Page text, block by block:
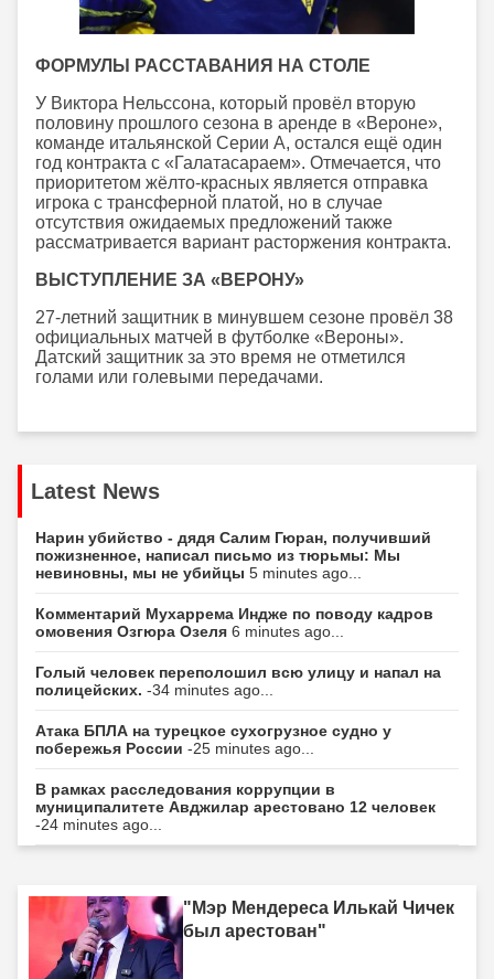
ФОРМУЛЫ РАССТАВАНИЯ НА СТОЛЕ
У Виктора Нельссона, который провёл вторую
половину прошлого сезона в аренде в «Вероне»,
команде итальянской Серии А, остался ещё один
год контракта с «Галатасараем». Отмечается, что
приоритетом жёлто-красных является отправка
игрока с трансферной платой, но в случае
отсутствия ожидаемых предложений также
рассматривается вариант расторжения контракта.
ВЫСТУПЛЕНИЕ ЗА «ВЕРОНУ»
27-летний защитник в минувшем сезоне провёл 38
официальных матчей в футболке «Вероны».
Датский защитник за это время не отметился
голами или голевыми передачами.
Latest News
Нарин убийство - дядя Салим Гюран, получивший
пожизненное, написал письмо из тюрьмы: Мы
невиновны, мы не убийцы 5 minutes ago...
Комментарий Мухаррема Индже по поводу кадров
омовения Озгюра Озеля 6 minutes ago...
Голый человек переполошил всю улицу и напал на
полицейских. -34 minutes ago...
Атака БПЛА на турецкое сухогрузное судно у
побережья России -25 minutes ago...
В рамках расследования коррупции в
муниципалитете Авджилар арестовано 12 человек
-24 minutes ago...
"Мэр Мендереса Илькай Чичек
был арестован"